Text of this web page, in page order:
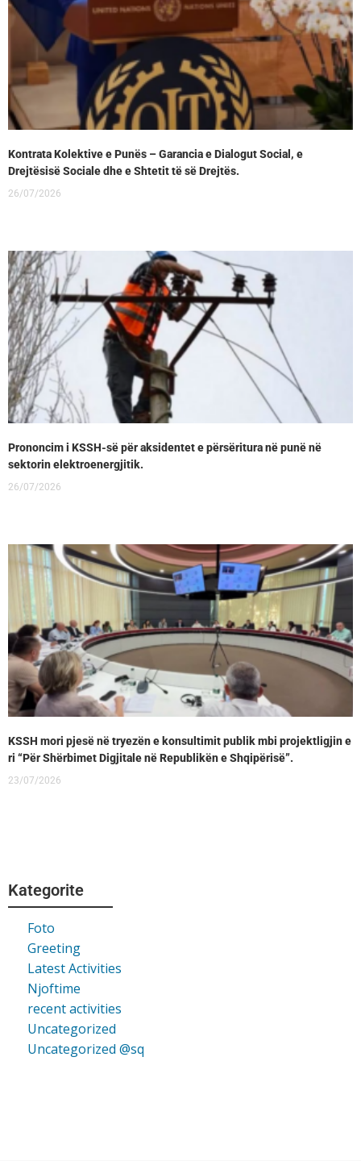
Kontrata Kolektive e Punës – Garancia e Dialogut Social, e
Drejtësisë Sociale dhe e Shtetit të së Drejtës.
26/07/2026
Prononcim i KSSH-së për aksidentet e përsëritura në punë në
sektorin elektroenergjitik.
26/07/2026
KSSH mori pjesë në tryezën e konsultimit publik mbi projektligjin e
ri “Për Shërbimet Digjitale në Republikën e Shqipërisë”.
23/07/2026
Kategorite
Foto
Greeting
Latest Activities
Njoftime
recent activities
Uncategorized
Uncategorized @sq